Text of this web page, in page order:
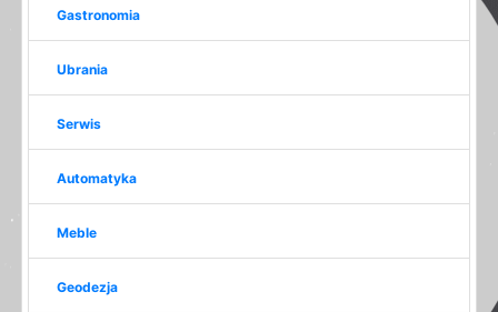
Gastronomia
Ubrania
Serwis
Automatyka
Meble
Geodezja